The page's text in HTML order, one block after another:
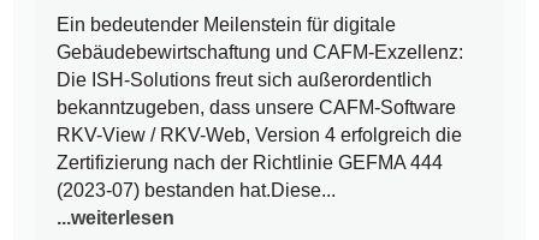
Ein bedeutender Meilenstein für digitale
Gebäudebewirtschaftung und CAFM-Exzellenz:
Die ISH-Solutions freut sich außerordentlich
bekanntzugeben, dass unsere CAFM-Software
RKV-View / RKV-Web, Version 4 erfolgreich die
Zertifizierung nach der Richtlinie GEFMA 444
(2023-07) bestanden hat.Diese...
...weiterlesen